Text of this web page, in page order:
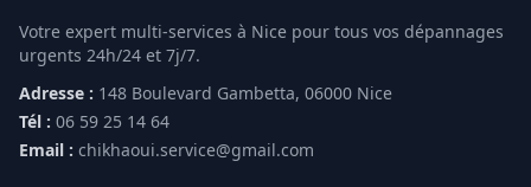
Votre expert multi-services à Nice pour tous vos dépannages
urgents 24h/24 et 7j/7.
Adresse : 148 Boulevard Gambetta, 06000 Nice
Tél : 06 59 25 14 64
Email : chikhaoui.service@gmail.com